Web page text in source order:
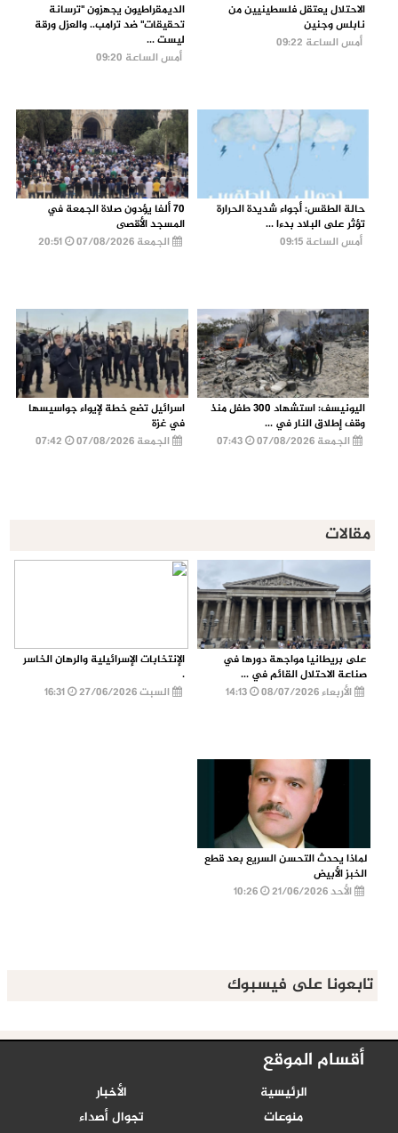
الاحتلال يعتقل فلسطينيين من
نابلس وجنين
أمس الساعة 09:22
الديمقراطيون يجهزون "ترسانة
تحقيقات" ضد ترامب.. والعزل ورقة
ليست ...
أمس الساعة 09:20
حالة الطقس: أجواء شديدة الحرارة
تؤثر على البلاد بدءا ...
أمس الساعة 09:15
70 ألفا يؤدون صلاة الجمعة في
المسجد الأقصى
الجمعة 07/08/2026
20:51
اليونيسف: استشهاد 300 طفل منذ
وقف إطلاق النار في ...
الجمعة 07/08/2026
اسرائيل تضع خطة لإيواء جواسيسها
في غزة
الجمعة 07/08/2026
مقالات
على بريطانيا مواجهة دورها في
صناعة الاحتلال القائم في ...
الأربعاء 08/07/2026
الإنتخابات الإسرائيلية والرهان الخاسر
.
السبت 27/06/2026
16:31
لماذا يحدث التحسن السريع بعد قطع
الخبز الأبيض
الأحد 21/06/2026
تابعونا على فيسبوك
أقسام الموقع
الرئيسية
الأخبار
منوعات
تجوال أصداء